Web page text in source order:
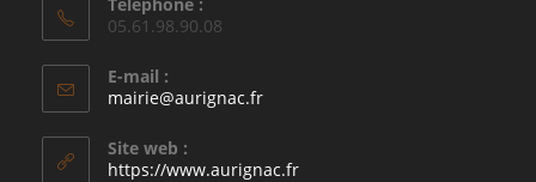
05.61.98.90.08
E-mail :
mairie@aurignac.frS’ouvre
application
Site web :
https://www.aurignac.fr